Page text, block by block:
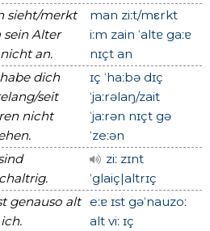
sieht/merkt
sein Alter
an.
man ziːt/mεrkt
iːm zain ˈaltɐ gaːɐ
nɪçt an
dich
seit
nicht
ɪç ˈhaːbə dɪç
ˈjaːrəlaŋ/zait
ˈjaːrən nɪçt gə
ˈzeːən
ziː zɪnt
ˈglaiç|altrɪç
genauso alt
eːɐ ɪst gəˈnauzoː
alt viː ɪç